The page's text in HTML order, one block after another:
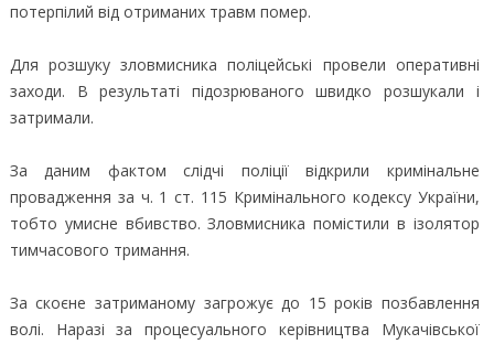
потерпілий від отриманих травм помер.
Для розшуку зловмисника поліцейські провели оперативні
заходи. В результаті підозрюваного швидко розшукали і
затримали.
За даним фактом слідчі поліції відкрили кримінальне
провадження за ч. 1 ст. 115 Кримінального кодексу України,
тобто умисне вбивство. Зловмисника помістили в ізолятор
тимчасового тримання.
За скоєне затриманому загрожує до 15 років позбавлення
волі. Наразі за процесуального керівництва Мукачівської